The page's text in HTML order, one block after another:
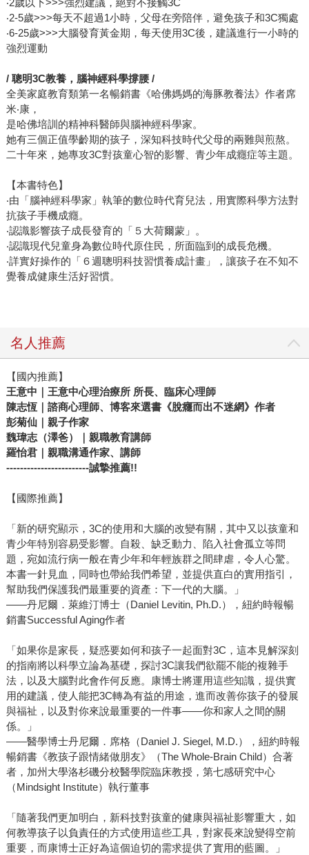
‧2歲以下>>>強烈建議，絕對不接觸3C
‧2-5歲>>>每天不超過1小時，父母在旁陪伴，避免孩子和3C獨處
‧6-25歲>>>大腦發育黃金期，每天使用3C後，建議進行一小時的
強烈運動
/ 聰明3C教養，腦神經科學撐腰 /
全美家庭教育類第一名暢銷書《哈佛媽媽的海豚教養法》作者席
米‧康，
是哈佛培訓的精神科醫師與腦神經科學家。
她有三個正值學齡期的孩子，深知科技時代父母的兩難與煎熬。
二十年來，她專攻3C對孩童心智的影響、青少年成癮症等主題。
【本書特色】
‧由「腦神經科學家」執筆的數位時代育兒法，用實際科學方法對
抗孩子手機成癮。
‧認識影響孩子成長發育的「５大荷爾蒙」。
‧認識現代兒童身為數位時代原住民，所面臨到的成長危機。
‧詳實好操作的「６週聰明科技習慣養成計畫」，讓孩子在不知不
覺養成健康生活好習慣。
名人推薦
【國內推薦】
王意中｜王意中心理治療所 所長、臨床心理師
陳志恆｜諮商心理師、博客來選書《脫癮而出不迷網》作者
彭菊仙｜親子作家
魏瑋志（澤爸）｜親職教育講師
羅怡君｜親職溝通作家、講師
------------------------誠摯推薦!!
【國際推薦】
「新的研究顯示，3C的使用和大腦的改變有關，其中又以孩童和
青少年特別容易受影響。自殺、缺乏動力、陷入社會孤立等問
題，宛如流行病一般在青少年和年輕族群之間肆虐，令人心驚。
本書一針見血，同時也帶給我們希望，並提供直白的實用指引，
幫助我們保護我們最重要的資產：下一代的大腦。」
——丹尼爾．萊維汀博士（Daniel Levitin, Ph.D.），紐約時報暢
銷書Successful Aging作者
「如果你是家長，疑惑要如何和孩子一起面對3C，這本見解深刻
的指南將以科學立論為基礎，探討3C讓我們欲罷不能的複雜手
法，以及大腦對此會作何反應。康博士將運用這些知識，提供實
用的建議，使人能把3C轉為有益的用途，進而改善你孩子的發展
與福祉，以及對你來說最重要的一件事――你和家人之間的關
係。」
——醫學博士丹尼爾．席格（Daniel J. Siegel, M.D.），紐約時報
暢銷書《教孩子跟情緒做朋友》（The Whole-Brain Child）合著
者，加州大學洛杉磯分校醫學院臨床教授，第七感研究中心
（Mindsight Institute）執行董事
「隨著我們更加明白，新科技對孩童的健康與福祉影響重大，如
何教導孩子以負責任的方式使用這些工具，對家長來說變得空前
重要，而康博士正好為這個迫切的需求提供了實用的藍圖。」